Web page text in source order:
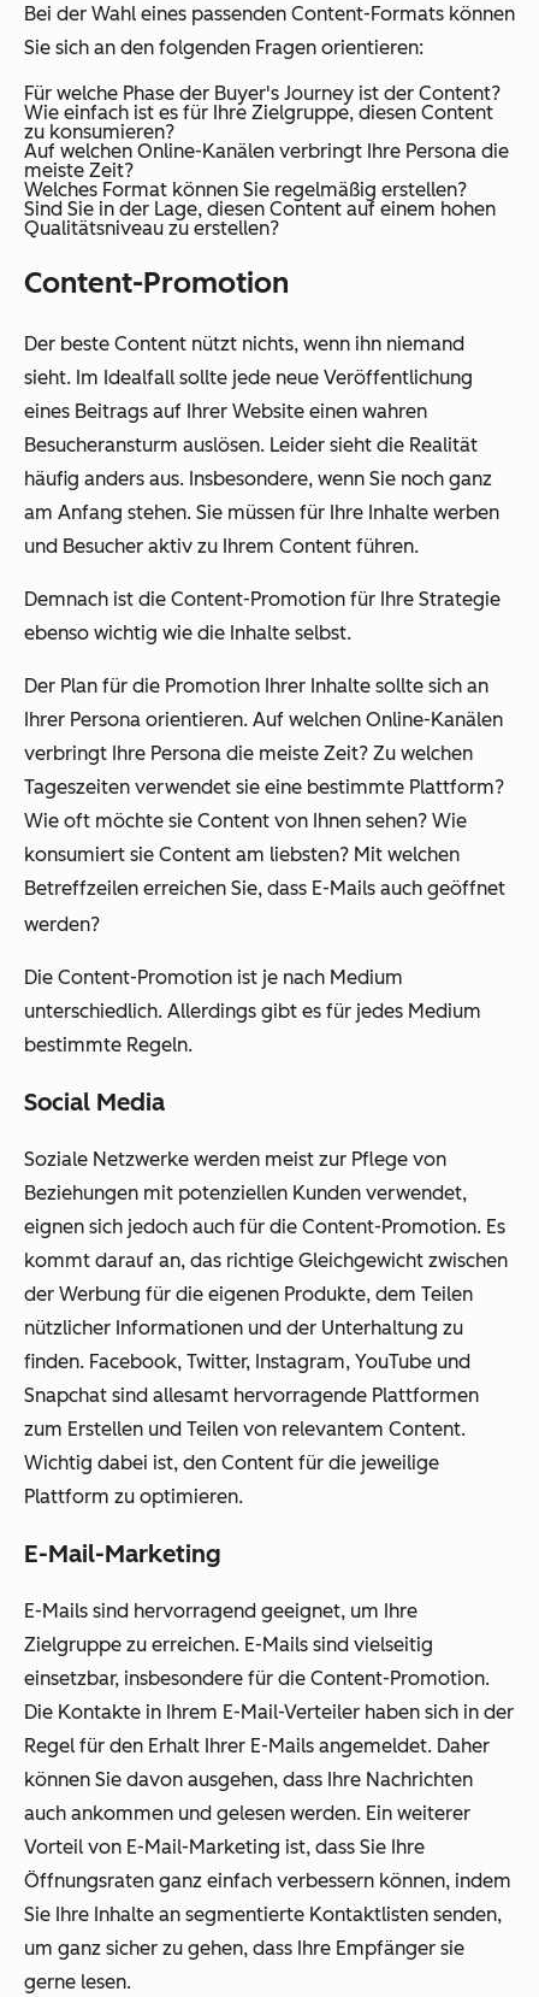
Bei der Wahl eines passenden Content-Formats können
Sie sich an den folgenden Fragen orientieren:
Für welche Phase der Buyer's Journey ist der Content?
Wie einfach ist es für Ihre Zielgruppe, diesen Content
zu konsumieren?
Auf welchen Online-Kanälen verbringt Ihre Persona die
meiste Zeit?
Welches Format können Sie regelmäßig erstellen?
Sind Sie in der Lage, diesen Content auf einem hohen
Qualitätsniveau zu erstellen?
Content-Promotion
Der beste Content nützt nichts, wenn ihn niemand
sieht. Im Idealfall sollte jede neue Veröffentlichung
eines Beitrags auf Ihrer Website einen wahren
Besucheransturm auslösen. Leider sieht die Realität
häufig anders aus. Insbesondere, wenn Sie noch ganz
am Anfang stehen. Sie müssen für Ihre Inhalte werben
und Besucher aktiv zu Ihrem Content führen.
Demnach ist die Content-Promotion für Ihre Strategie
ebenso wichtig wie die Inhalte selbst.
Der Plan für die Promotion Ihrer Inhalte sollte sich an
Ihrer Persona orientieren. Auf welchen Online-Kanälen
verbringt Ihre Persona die meiste Zeit? Zu welchen
Tageszeiten verwendet sie eine bestimmte Plattform?
Wie oft möchte sie Content von Ihnen sehen? Wie
konsumiert sie Content am liebsten? Mit welchen
Betreffzeilen erreichen Sie, dass E-Mails auch geöffnet
werden?
Die Content-Promotion ist je nach Medium
unterschiedlich. Allerdings gibt es für jedes Medium
bestimmte Regeln.
Social Media
Soziale Netzwerke werden meist zur Pflege von
Beziehungen mit potenziellen Kunden verwendet,
eignen sich jedoch auch für die Content-Promotion. Es
kommt darauf an, das richtige Gleichgewicht zwischen
der Werbung für die eigenen Produkte, dem Teilen
nützlicher Informationen und der Unterhaltung zu
finden. Facebook, Twitter, Instagram, YouTube und
Snapchat sind allesamt hervorragende Plattformen
zum Erstellen und Teilen von relevantem Content.
Wichtig dabei ist, den Content für die jeweilige
Plattform zu optimieren.
E-Mail-Marketing
E-Mails sind hervorragend geeignet, um Ihre
Zielgruppe zu erreichen. E-Mails sind vielseitig
einsetzbar, insbesondere für die Content-Promotion.
Die Kontakte in Ihrem E-Mail-Verteiler haben sich in der
Regel für den Erhalt Ihrer E-Mails angemeldet. Daher
können Sie davon ausgehen, dass Ihre Nachrichten
auch ankommen und gelesen werden. Ein weiterer
Vorteil von E-Mail-Marketing ist, dass Sie Ihre
Öffnungsraten ganz einfach verbessern können, indem
Sie Ihre Inhalte an segmentierte Kontaktlisten senden,
um ganz sicher zu gehen, dass Ihre Empfänger sie
gerne lesen.